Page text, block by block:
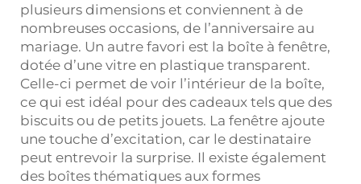
plusieurs dimensions et conviennent à de
nombreuses occasions, de l’anniversaire au
mariage. Un autre favori est la boîte à fenêtre,
dotée d’une vitre en plastique transparent.
Celle-ci permet de voir l’intérieur de la boîte,
ce qui est idéal pour des cadeaux tels que des
biscuits ou de petits jouets. La fenêtre ajoute
une touche d’excitation, car le destinataire
peut entrevoir la surprise. Il existe également
des boîtes thématiques aux formes